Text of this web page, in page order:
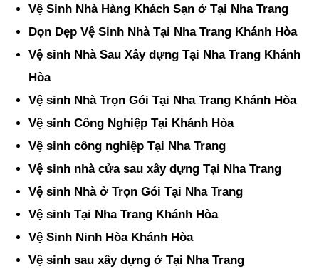
Vệ Sinh Nhà Hàng Khách Sạn ở Tại Nha Trang
Dọn Dẹp Vệ Sinh Nhà Tại Nha Trang Khánh Hòa
Vệ sinh Nhà Sau Xây dựng Tại Nha Trang Khánh
Hòa
Vệ sinh Nhà Trọn Gói Tại Nha Trang Khánh Hòa
Vệ sinh Công Nghiệp Tại Khánh Hòa
Vệ sinh công nghiệp Tại Nha Trang
Vệ sinh nhà cửa sau xây dựng Tại Nha Trang
Vệ sinh Nhà ở Trọn Gói Tại Nha Trang
Vệ sinh Tại Nha Trang Khánh Hòa
Vệ Sinh Ninh Hòa Khánh Hòa
Vệ sinh sau xây dựng ở Tại Nha Trang